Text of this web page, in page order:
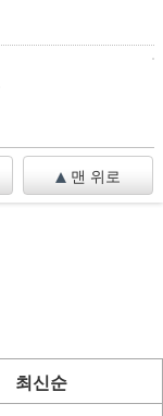
맨 위로
최신순